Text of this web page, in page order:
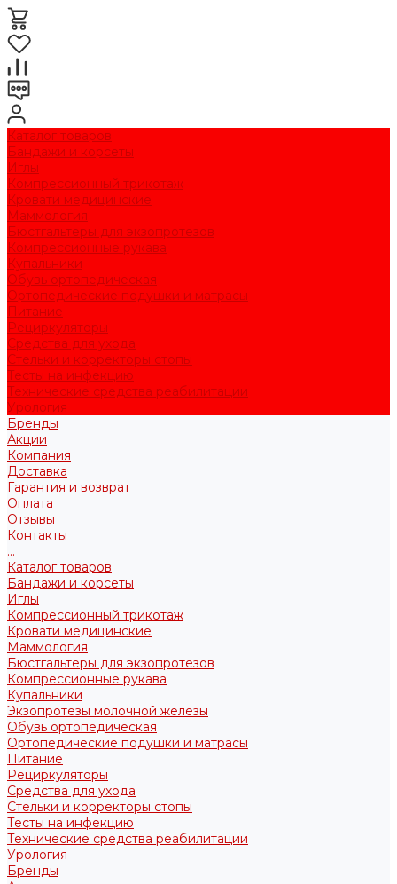
Каталог товаров
Бандажи и корсеты
Иглы
Компрессионный трикотаж
Кровати медицинские
Маммология
Бюстгальтеры для экзопротезов
Компрессионные рукава
Купальники
Обувь ортопедическая
Ортопедические подушки и матрасы
Питание
Рециркуляторы
Средства для ухода
Стельки и корректоры стопы
Тесты на инфекцию
Технические средства реабилитации
Урология
Бренды
Акции
Компания
Доставка
Гарантия и возврат
Оплата
Отзывы
Контакты
...
Каталог товаров
Бандажи и корсеты
Иглы
Компрессионный трикотаж
Кровати медицинские
Маммология
Бюстгальтеры для экзопротезов
Компрессионные рукава
Купальники
Экзопротезы молочной железы
Обувь ортопедическая
Ортопедические подушки и матрасы
Питание
Рециркуляторы
Средства для ухода
Стельки и корректоры стопы
Тесты на инфекцию
Технические средства реабилитации
Урология
Бренды